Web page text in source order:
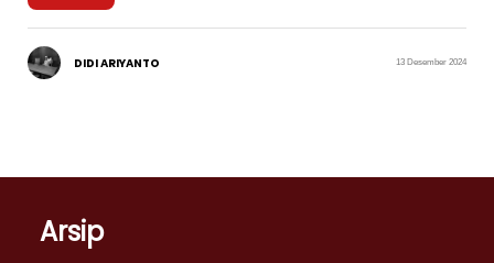
DIDI ARIYANTO 13 Desember 2024
Arsip